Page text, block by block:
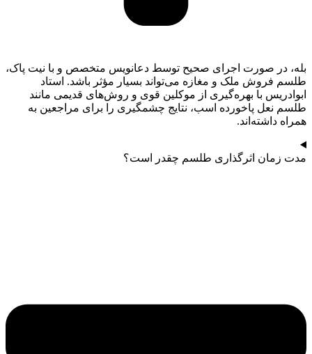
بله، در صورت اجرای صحیح توسط دعانویس متخصص و با نیت پاک،
طلسم فروش ملک و مغازه می‌تواند بسیار مؤثر باشد. استاد
ابوادریس با بهره‌گیری از موکلین قوی و روش‌های قدیمی مانند
طلسم نعل پاخورده اسب، نتایج چشمگیری را برای مراجعین به
همراه داشته‌اند.
مدت زمان اثرگذاری طلسم چقدر است؟